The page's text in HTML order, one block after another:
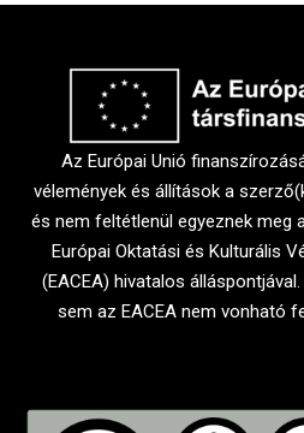
Az Európai Unió
vélemények és állítások a
és nem feltétlenül egyeznek meg
Európai Oktatási és Kulturális
(EACEA) hivatalos
sem az EACEA nem vonható